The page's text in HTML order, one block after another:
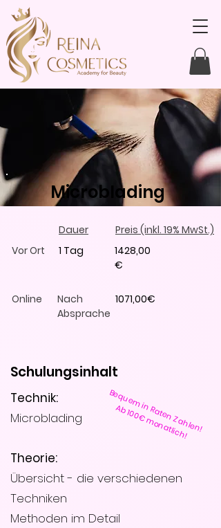
Microblading
Dauer
Vor Ort
1 Tag
Preis (inkl. 19% MwSt.)
1428,00
€
Online
Nach
Absprache
1071,00€
Schulungsinhalt
Technik:
Microblading
Theorie:
Übersicht - die verschiedenen
Techniken
Methoden im Detail
Bequem in Raten Zahlen!
Ab 100€ monatlich!